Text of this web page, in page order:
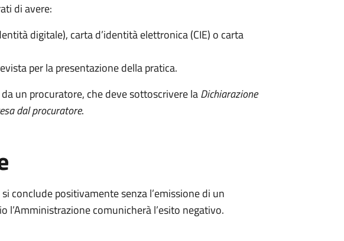
di avere:
digitale), carta d’identità elettronica (CIE) o carta
per la presentazione della pratica.
un procuratore, che deve sottoscrivere laDichiarazione
dal procuratore.
conclude positivamente senza l’emissione di un
l’Amministrazione comunicherà l’esito negativo.